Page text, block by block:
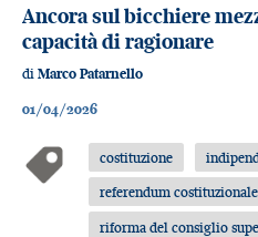
Ancora sul bicchiere
capacità di ragionare
di Marco Patarnello
01/04/2026
costituzione
referendum costituzionale
riforma del consiglio